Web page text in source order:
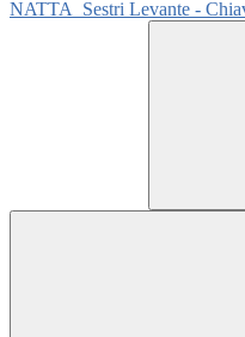
NATTA
Sestri Levante -